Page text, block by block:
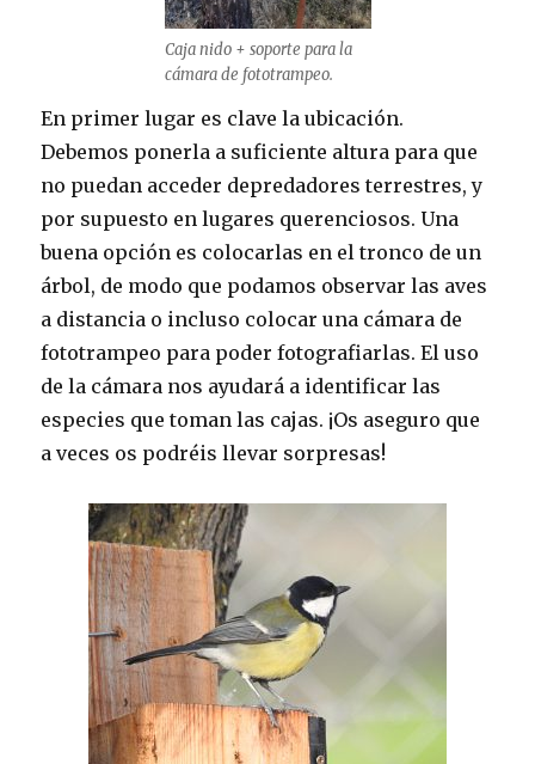
Caja nido + soporte para la
cámara de fototrampeo.
En primer lugar es clave la ubicación.
Debemos ponerla a suficiente altura para que
no puedan acceder depredadores terrestres, y
por supuesto en lugares querenciosos. Una
buena opción es colocarlas en el tronco de un
árbol, de modo que podamos observar las aves
a distancia o incluso colocar una cámara de
fototrampeo para poder fotografiarlas. El uso
de la cámara nos ayudará a identificar las
especies que toman las cajas. ¡Os aseguro que
a veces os podréis llevar sorpresas!